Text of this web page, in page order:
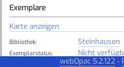
Exemplare
Karte anzeigen
Bibliothek: Steinhausen
Exemplarstatus:
Nicht
webOpac 5.2.122 -